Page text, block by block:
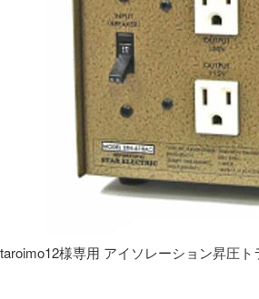
taroimo12様専用 アイソレーション昇圧ト